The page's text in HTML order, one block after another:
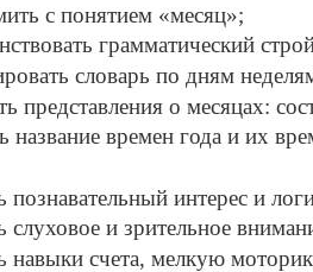
с понятием «месяц»;
грамматический
словарь по дням
представления о месяцах:
название времен года и их
познавательный интерес и
слуховое и зрительное
навыки счета, мелкую